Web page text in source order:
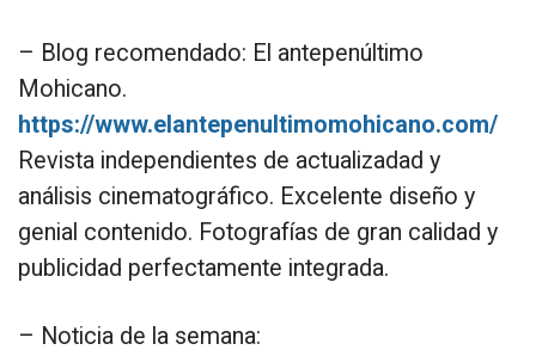
– Blog recomendado: El antepenúltimo
Mohicano.
https://www.elantepenultimomohicano.com/
Revista independientes de actualizadad y
análisis cinematográfico. Excelente diseño y
genial contenido. Fotografías de gran calidad y
publicidad perfectamente integrada.
– Noticia de la semana: